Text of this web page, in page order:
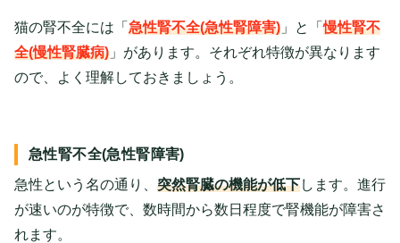
猫の腎不全には「 急性腎不全(急性腎障害) 」と「慢性腎不
全(慢性腎臓病) 」があります。それぞれ特徴が異なります
ので、よく理解しておきましょう。
急性腎不全(急性腎障害)
急性という名の通り、 突然腎臓の機能が低下します。進行
が速いのが特徴で、数時間から数日程度で腎機能が障害さ
れます。